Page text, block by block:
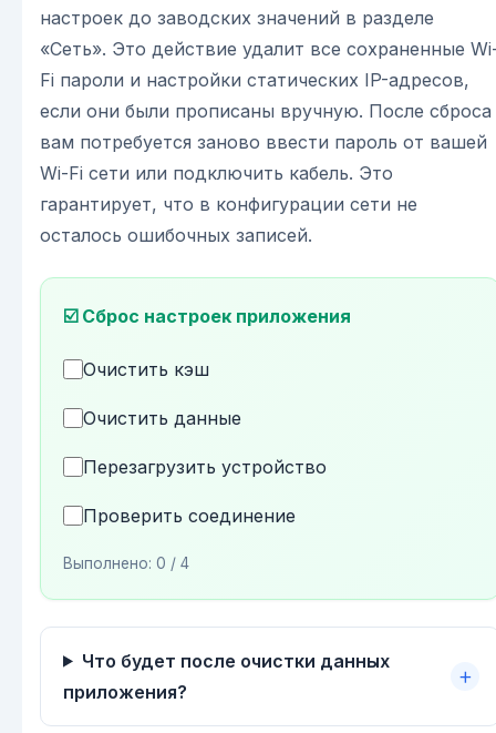
настроек до заводских значений в разделе
«Сеть». Это действие удалит все сохраненные
Fi пароли и настройки статических IP-адресов,
если они были прописаны вручную. После сброса
вам потребуется заново ввести пароль от вашей
Wi-Fi сети или подключить кабель. Это
гарантирует, что в конфигурации сети не
осталось ошибочных записей.
☑️ Сброс настроек приложения
Очистить кэш
Очистить данные
Перезагрузить устройство
Проверить соединение
Выполнено: 0 / 4
Что будет после очистки данных
приложения?